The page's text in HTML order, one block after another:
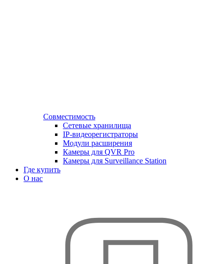
Совместимость
Сетевые хранилища
IP-видеорегистраторы
Модули расширения
Камеры для QVR Pro
Камеры для Surveillance Station
Где купить
О нас